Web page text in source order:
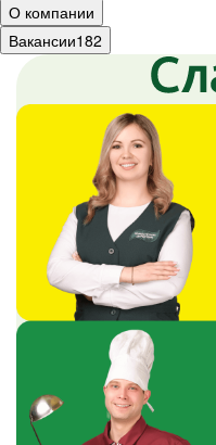
О компании
Вакансии182